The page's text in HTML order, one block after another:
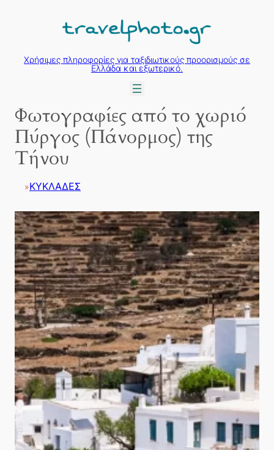
περιεχόμενο
Χρήσιμες πληροφορίες για ταξιδιωτικούς προορισμούς σε
Ελλάδα και εξωτερικό.
Φωτογραφίες από το χωριό
Πύργος (Πάνορμος) της
Τήνου
»ΚΥΚΛΑΔΕΣ